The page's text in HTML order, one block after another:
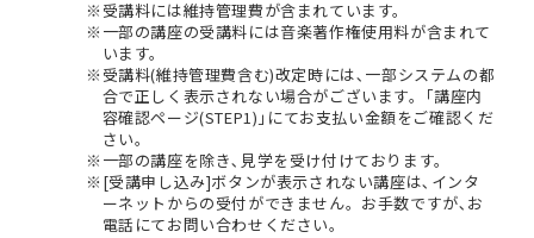
受講料には維持管理費が含まれています。
一部の講座の受講料には音楽著作権使用料が含まれて
います。
受講料(維持管理費含む)改定時には､一部システムの都
合で正しく表示されない場合がございます。｢講座内
容確認ページ(STEP1)｣にてお支払い金額をご確認くだ
さい。
一部の講座を除き､見学を受け付けております。
[受講申し込み]ボタンが表示されない講座は､インタ
ーネットからの受付ができません。お手数ですが､お
電話にてお問い合わせください。